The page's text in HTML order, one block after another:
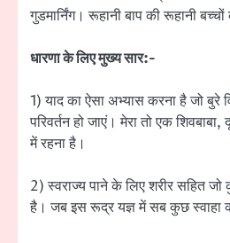
गुडमार्निंग। रूहानी बाप की रूहानी
धारणा के लिए मुख्य सार:-
1) याद का ऐसा अभ्यास करना है जो बुरे
परिवर्तन हो जाएं। मेरा तो एक
में रहना है।
2) स्वराज्य पाने के लिए शरीर सहित जो
है। जब इस रूद्र यज्ञ में सब कुछ स्वाहा